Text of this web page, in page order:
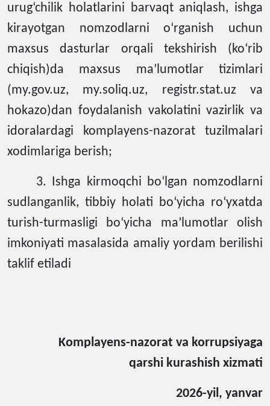
urug‘chilik holatlarini barvaqt aniqlash, ishga
kirayotgan nomzodlarni o‘rganish uchun
maxsus dasturlar orqali tekshirish (ko‘rib
chiqish)da maxsus ma’lumotlar tizimlari
(my.gov.uz, my.soliq.uz, registr.stat.uz va
hokazo)dan foydalanish vakolatini vazirlik va
idoralardagi komplayens-nazorat tuzilmalari
xodimlariga berish;
3. Ishga kirmoqchi bo‘lgan nomzodlarni
sudlanganlik, tibbiy holati bo‘yicha ro‘yxatda
turish-turmasligi bo‘yicha ma’lumotlar olish
imkoniyati masalasida amaliy yordam berilishi
taklif etiladi
Komplayens-nazorat va korrupsiyaga
qarshi kurashish xizmati
2026-yil, yanvar